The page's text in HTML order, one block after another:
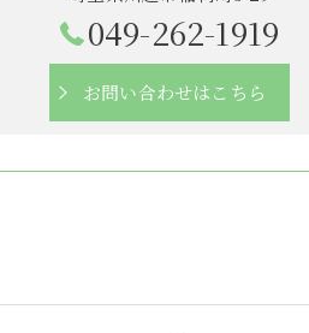
049-262-1919
お問い合わせはこちら